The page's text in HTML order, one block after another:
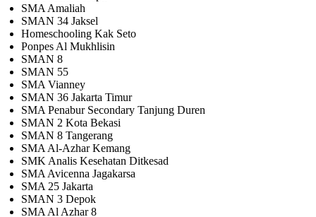
SMA Amaliah
SMAN 34 Jaksel
Homeschooling Kak Seto
Ponpes Al Mukhlisin
SMAN 8
SMAN 55
SMA Vianney
SMAN 36 Jakarta Timur
SMA Penabur Secondary Tanjung Duren
SMAN 2 Kota Bekasi
SMAN 8 Tangerang
SMA Al-Azhar Kemang
SMK Analis Kesehatan Ditkesad
SMA Avicenna Jagakarsa
SMA 25 Jakarta
SMAN 3 Depok
SMA Al Azhar 8